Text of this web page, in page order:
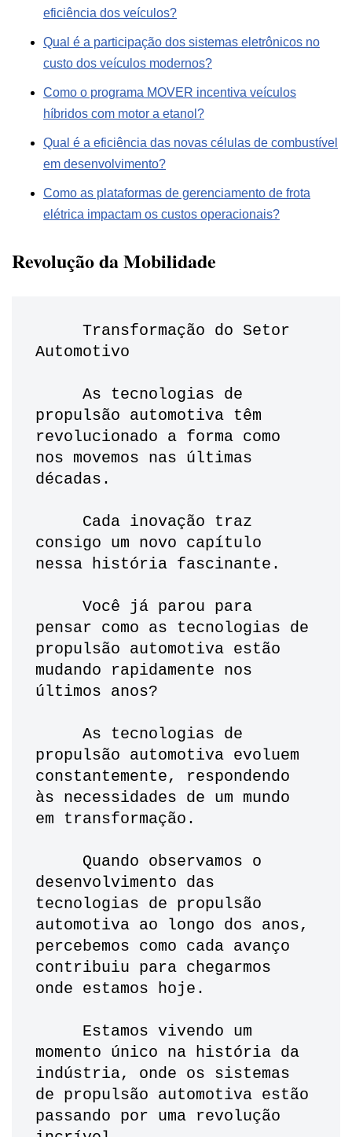
eficiência dos veículos?
Qual é a participação dos sistemas eletrônicos no
custo dos veículos modernos?
Como o programa MOVER incentiva veículos
híbridos com motor a etanol?
Qual é a eficiência das novas células de combustível
em desenvolvimento?
Como as plataformas de gerenciamento de frota
elétrica impactam os custos operacionais?
Revolução da Mobilidade
Automotivo
propulsão automotiva têm
revolucionado a forma como
nos movemos nas últimas
décadas.
consigo um novo capítulo
nessa história fascinante.
pensar como as tecnologias de
propulsão automotiva estão
mudando rapidamente nos
últimos anos?
propulsão automotiva evoluem
constantemente, respondendo
às necessidades de um mundo
em transformação.
desenvolvimento das
tecnologias de propulsão
automotiva ao longo dos anos,
percebemos como cada avanço
contribuiu para chegarmos
onde estamos hoje.
momento único na história da
indústria, onde os sistemas
de propulsão automotiva estão
passando por uma revolução